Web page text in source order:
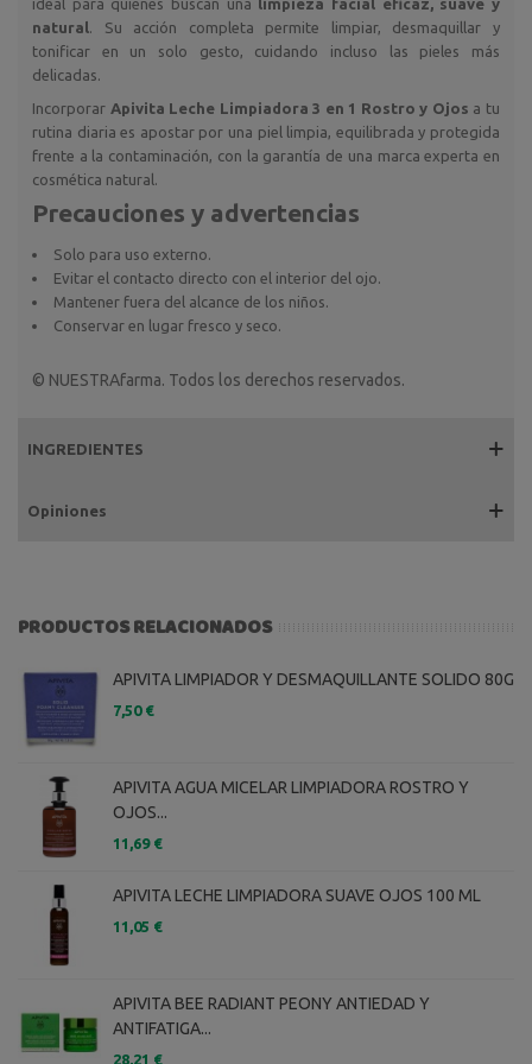
natural . Su acción completa permite limpiar, desmaquillar y
tonificar en un solo gesto, cuidando incluso las pieles más
delicadas.
Incorporar Apivita Leche Limpiadora 3 en 1 Rostro y Ojos a tu
rutina diaria es apostar por una piel limpia, equilibrada y protegida
frente a la contaminación, con la garantía de una marca experta en
cosmética natural.
Precauciones y advertencias
Solo para uso externo.
Evitar el contacto directo con el interior del ojo.
Mantener fuera del alcance de los niños.
Conservar en lugar fresco y seco.
© NUESTRAfarma. Todos los derechos reservados.
INGREDIENTES
Opiniones
PRODUCTOS RELACIONADOS
APIVITA LIMPIADOR Y DESMAQUILLANTE SOLIDO 80G
7,50 €
APIVITA AGUA MICELAR LIMPIADORA ROSTRO Y
OJOS...
11,69 €
APIVITA LECHE LIMPIADORA SUAVE OJOS 100 ML
11,05 €
APIVITA BEE RADIANT PEONY ANTIEDAD Y
ANTIFATIGA...
28,21 €